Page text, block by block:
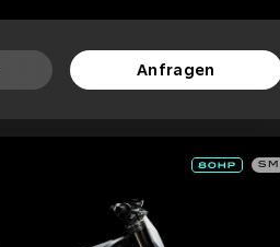
Anfragen
SM